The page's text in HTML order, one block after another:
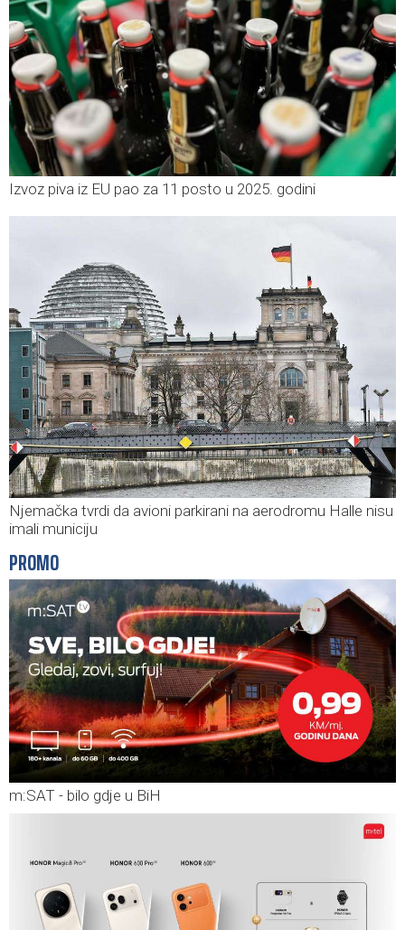
Izvoz piva iz EU pao za 11 posto u 2025. godini
Njemačka tvrdi da avioni parkirani na aerodromu Halle nisu
imali municiju
PROMO
m:SAT - bilo gdje u BiH